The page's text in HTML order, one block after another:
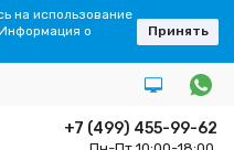
+7 (499) 455-99-62
на использование
о
Принять